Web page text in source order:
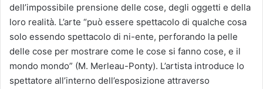
dell’impossibile prensione delle cose, degli oggetti e della
loro realità. L’arte “può essere spettacolo di qualche cosa
solo essendo spettacolo di ni-ente, perforando la pelle
delle cose per mostrare come le cose si fanno cose, e il
mondo mondo” (M. Merleau-Ponty). L’artista introduce lo
spettatore all’interno dell’esposizione attraverso